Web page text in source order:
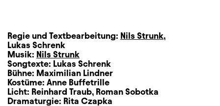
Regie und Textbearbeitung: Nils Strunk,
Lukas Schrenk
Musik: Nils Strunk
Songtexte: Lukas Schrenk
Bühne: Maximilian Lindner
Kostüme: Anne Buffetrille
Licht: Reinhard Traub, Roman Sobotka
Dramaturgie: Rita Czapka